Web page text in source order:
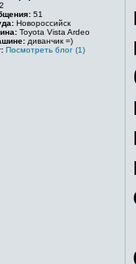
51
Новороссийск
Toyota Vista Ardeo
диванчик =)
Посмотреть блог (1)